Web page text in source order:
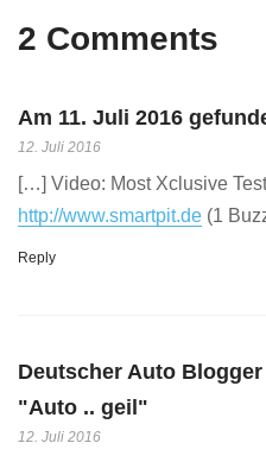
2 Comments
Am 11. Juli 2016
12. Juli 2016
[…] Video: Most Xclusive
http://www.smartpit.de (1
Reply
Deutscher Auto Blogger
"Auto .. geil"
12. Juli 2016